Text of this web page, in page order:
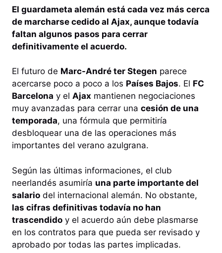
El guardameta alemán está cada vez más cerca
de marcharse cedido al Ajax, aunque todavía
faltan algunos pasos para cerrar
definitivamente el acuerdo.
El futuro de Marc-André ter Stegen parece
acercarse poco a poco a los Países Bajos. El FC
Barcelona y el Ajax mantienen negociaciones
muy avanzadas para cerrar una cesión de una
temporada, una fórmula que permitiría
desbloquear una de las operaciones más
importantes del verano azulgrana.
Según las últimas informaciones, el club
neerlandés asumiría una parte importante del
salario del internacional alemán. No obstante,
las cifras definitivas todavía no han
trascendido y el acuerdo aún debe plasmarse
en los contratos para que pueda ser revisado y
aprobado por todas las partes implicadas.